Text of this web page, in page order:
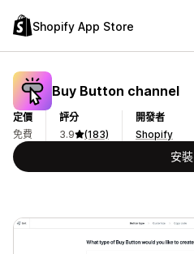
Shopify App Store
Buy Button channel
定價
免費
評分
3.9
(183)
開發者
Shopify
安裝